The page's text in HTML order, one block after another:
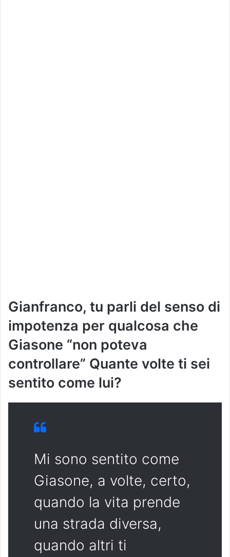
Gianfranco, tu parli del senso di
impotenza per qualcosa che
Giasone “non poteva
controllare” Quante volte ti sei
sentito come lui?
Mi sono sentito come
Giasone, a volte, certo,
quando la vita prende
una strada diversa,
quando altri ti